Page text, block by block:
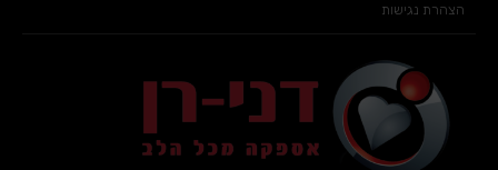
הצהרת נגישות